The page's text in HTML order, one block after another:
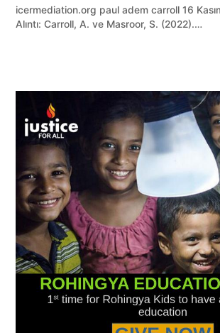
icermediation.org paul adem carroll 16
Alıntı: Carroll, A. ve Masroor, S. (2022).…